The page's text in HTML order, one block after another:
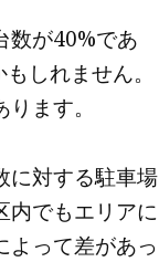
数が40%であ
しれません。
ます。
に対する駐車場
内でもエリアに
よって差があっ